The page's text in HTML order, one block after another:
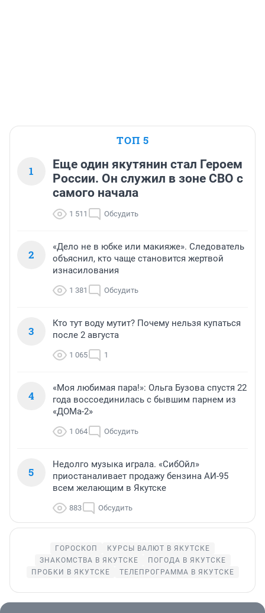
ТОП 5
1
Еще один якутянин стал Героем
России. Он служил в зоне СВО с
самого начала
1 511 Обсудить
2
«Дело не в юбке или макияже». Следователь
объяснил, кто чаще становится жертвой
изнасилования
1 381 Обсудить
3
Кто тут воду мутит? Почему нельзя купаться
после 2 августа
1 065 1
4
«Моя любимая пара!»: Ольга Бузова спустя 22
года воссоединилась с бывшим парнем из
«ДОМа-2»
1 064 Обсудить
5
Недолго музыка играла. «СибОйл»
приостаналивает продажу бензина АИ-95
всем желающим в Якутске
883 Обсудить
ГОРОСКОП
КУРСЫ ВАЛЮТ В ЯКУТСКЕ
ЗНАКОМСТВА В ЯКУТСКЕ
ПОГОДА В ЯКУТСКЕ
ПРОБКИ В ЯКУТСКЕ
ТЕЛЕПРОГРАММА В ЯКУТСКЕ